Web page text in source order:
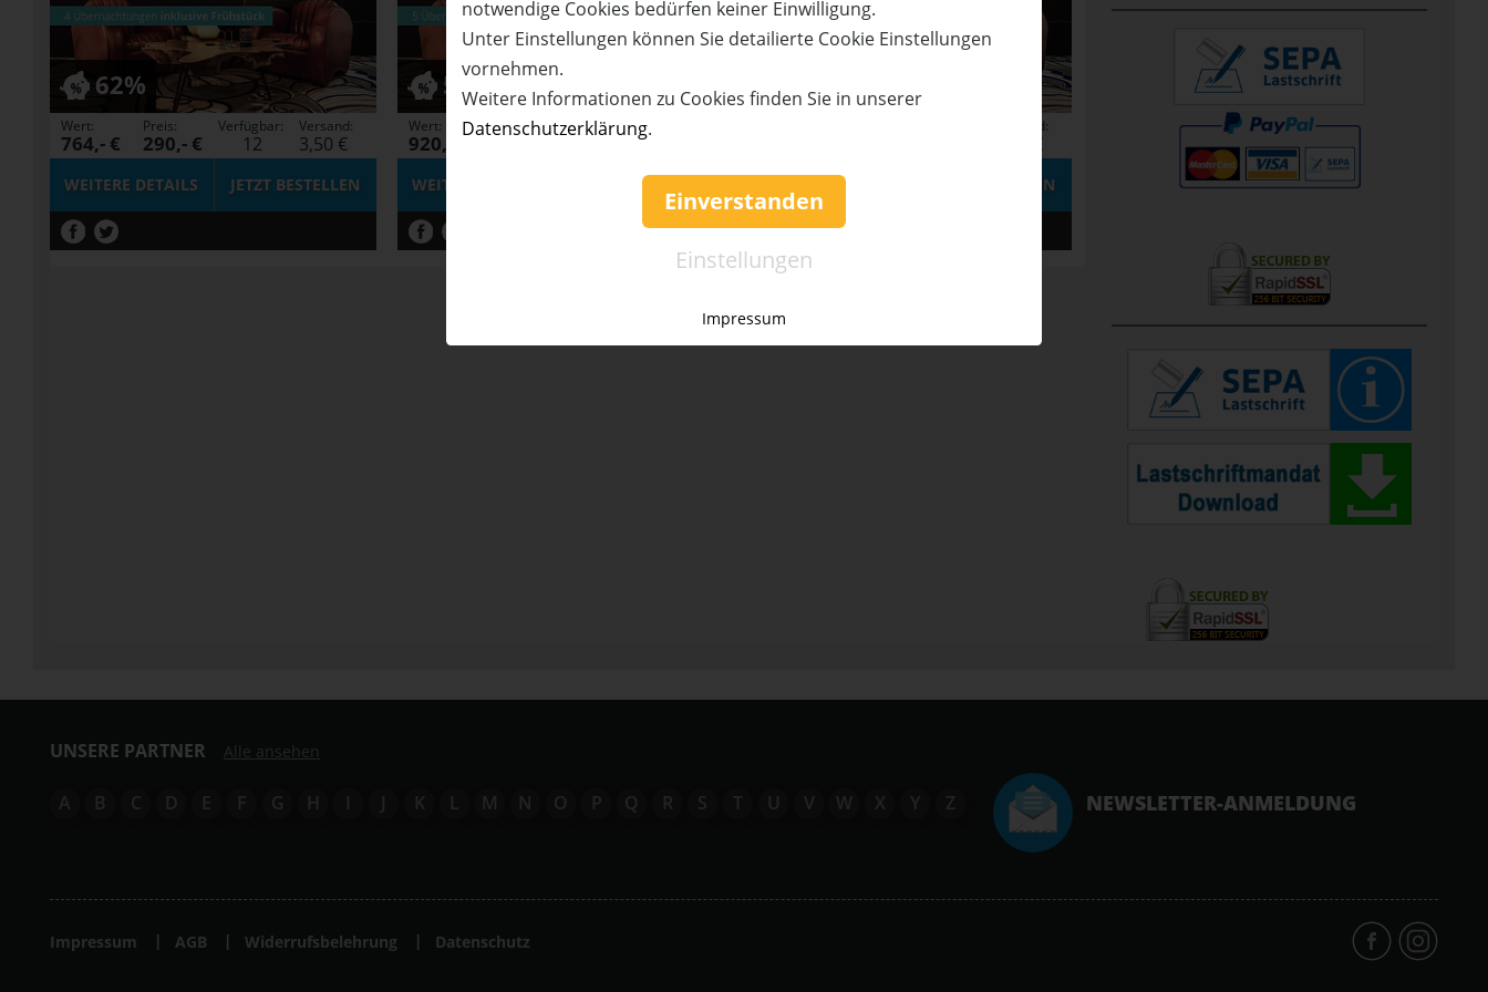
notwendige Cookies bedürfen keiner Einwilligung.
Unter Einstellungen können Sie detailierte Cookie Einstellungen
vornehmen.
Weitere Informationen zu Cookies finden Sie in unserer
Datenschutzerklärung.
Einverstanden
Einstellungen
Impressum
62%
WEITERE DETAILS JETZT BESTELLEN
Wert:
764,- €
Preis:
290,- €
Verfügbar:
12
Versand:
3,50 €
58%
WEITERE DETAILS BESTELLEN
Wert:
920,- €
Preis:
390,- €
Verfügbar: Versand:
3,50 €
68%
WEITERE DETAILS BESTELLEN
Versand:
3,50 €
UNSERE PARTNER Alle ansehen
A B C D E F G H I J K L M N O P Q R S T U V W X Y Z NEWSLETTER-ANMELDUNG
Impressum AGB Widerrufsbelehrung Datenschutz